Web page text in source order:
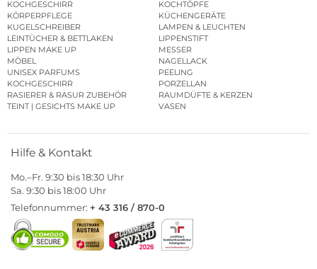
KOCHGESCHIRR
KOCHTÖPFE
KÖRPERPFLEGE
KÜCHENGERÄTE
KUGELSCHREIBER
LAMPEN & LEUCHTEN
LEINTÜCHER & BETTLAKEN
LIPPENSTIFT
LIPPEN MAKE UP
MESSER
MÖBEL
NAGELLACK
UNISEX PARFUMS
PEELING
KOCHGESCHIRR
PORZELLAN
RASIERER & RASUR ZUBEHÖR
RAUMDÜFTE & KERZEN
TEINT | GESICHTS MAKE UP
VASEN
Hilfe & Kontakt
Mo.–Fr. 9:30 bis 18:30 Uhr
Sa. 9:30 bis 18:00 Uhr
Telefonnummer: + 43 316 / 870-0